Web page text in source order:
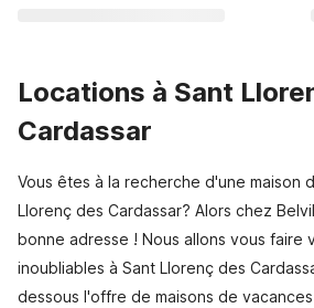
Locations à Sant
Cardassar
Vous êtes à la recherche d'une maison
Llorenç des Cardassar? Alors chez
bonne adresse ! Nous allons vous faire
inoubliables à Sant Llorenç des
dessous l'offre de maisons de